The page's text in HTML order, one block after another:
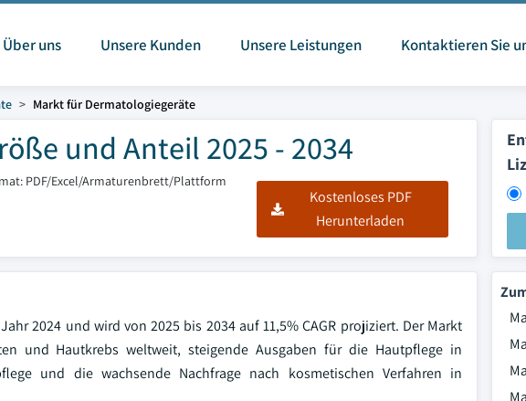
Über uns Unsere Kunden Unsere Leistungen Kontaktieren Sie
Markt für Dermatologiegeräte
und Anteil 2025 - 2034
PDF/Excel/Armaturenbrett/Plattform
Kostenloses PDF
Herunterladen
2024 und wird von 2025 bis 2034 auf 11,5% CAGR projiziert. Der Markt
und Hautkrebs weltweit, steigende Ausgaben für die Hautpflege in
und die wachsende Nachfrage nach kosmetischen Verfahren in